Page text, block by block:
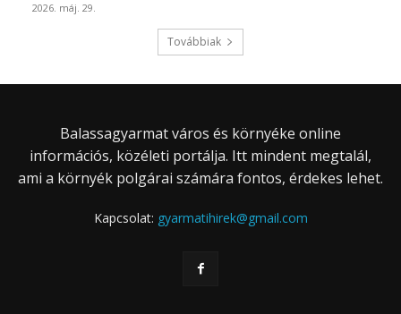
2026. máj. 29.
Továbbiak
Balassagyarmat város és környéke online
információs, közéleti portálja. Itt mindent megtalál,
ami a környék polgárai számára fontos, érdekes lehet.
Kapcsolat: gyarmatihirek@gmail.com